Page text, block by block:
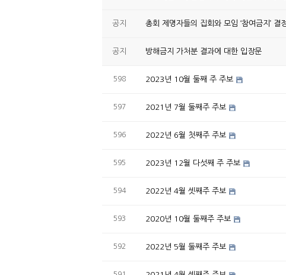
공지 총회 제명자들의 집회와 모임 ‘참여금지’ 결
공지 방해금지 가처분 결과에 대한 입장문
598 2023년 10월 둘째 주 주보
597 2021년 7월 둘째주 주보
596 2022년 6월 첫째주 주보
595 2023년 12월 다섯째 주 주보
594 2022년 4월 셋째주 주보
593 2020년 10월 둘째주 주보
592 2022년 5월 둘째주 주보